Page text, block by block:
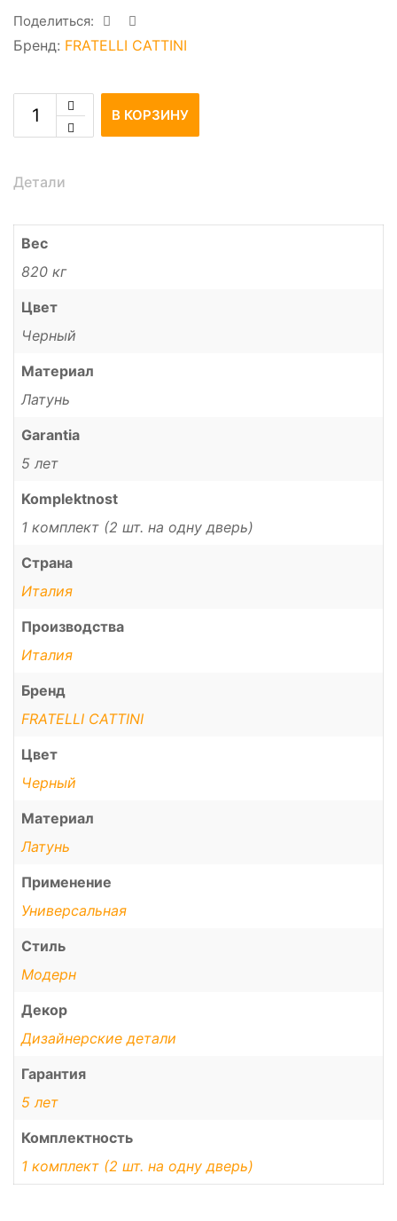
Поделиться:
Бренд: FRATELLI CATTINI
В КОРЗИНУ
Детали
Вес
820 кг
Цвет
Черный
Материал
Латунь
Garantia
5 лет
Komplektnost
1 комплект (2 шт. на одну дверь)
Страна
Италия
Производства
Италия
Бренд
FRATELLI CATTINI
Цвет
Черный
Материал
Латунь
Применение
Универсальная
Стиль
Модерн
Декор
Дизайнерские детали
Гарантия
5 лет
Комплектность
1 комплект (2 шт. на одну дверь)